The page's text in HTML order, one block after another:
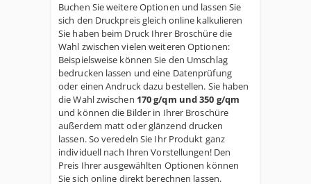
Buchen Sie weitere Optionen und lassen Sie
sich den Druckpreis gleich online kalkulieren
Sie haben beim Druck Ihrer Broschüre die
Wahl zwischen vielen weiteren Optionen:
Beispielsweise können Sie den Umschlag
bedrucken lassen und eine Datenprüfung
oder einen Andruck dazu bestellen. Sie haben
die Wahl zwischen 170 g/qm und 350 g/qm
und können die Bilder in Ihrer Broschüre
außerdem matt oder glänzend drucken
lassen. So veredeln Sie Ihr Produkt ganz
individuell nach Ihren Vorstellungen! Den
Preis Ihrer ausgewählten Optionen können
Sie sich online direkt berechnen lassen.